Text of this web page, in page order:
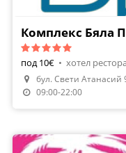
Направи
Комплекс Бяла
под 10€ • хотел
бул. Свети Атанасий
09:00-22:00